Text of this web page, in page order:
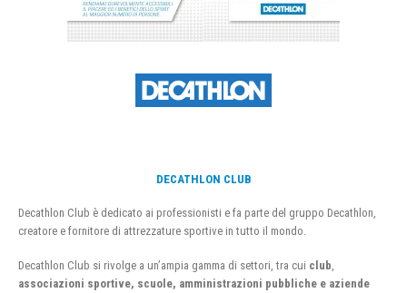
DECATHLON CLUB
Decathlon Club è dedicato ai professionisti e fa parte del gruppo Decathlon,
creatore e fornitore di attrezzature sportive in tutto il mondo.
Decathlon Club si rivolge a un’ampia gamma di settori, tra cui club
associazioni sportive, scuole, amministrazioni pubbliche e aziende